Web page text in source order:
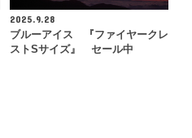
2025.9.28
ブルーアイス 『ファイヤークレ
ストSサイズ』 セール中